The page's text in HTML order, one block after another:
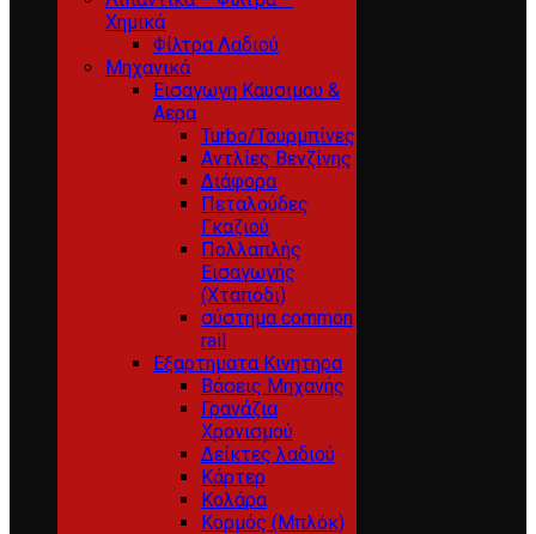
Χημικά
Φίλτρα Λαδιού
Μηχανικά
Εισαγωγη Καυσιμου &
Αερα
Turbo/Τουρμπίνες
Αντλίες Βενζίνης
Διάφορα
Πεταλούδες
Γκαζιού
Πολλαπλής
Εισαγωγής
(Χταπόδι)
σύστημα common
rail
Εξαρτηματα Κινητηρα
Βάσεις Μηχανής
Γρανάζια
Χρονισμού
Δείκτες λαδιού
Κάρτερ
Κολάρα
Κορμός (Μπλόκ)